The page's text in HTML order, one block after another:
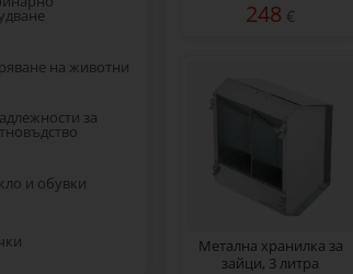
на животни
за
и обувки
система 50 W
248 €
Метална хранилка за
зайци, 3 литра